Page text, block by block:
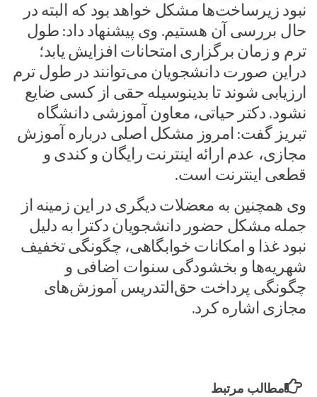
نبود زیر‌ساخت‌ها مشکل خواهد بود که البته در
حال بررسی آن هستیم.‌ وی پیشنهاد داد: طول
ترم و زمان برگزاری امتحانات افزایش یابد؛
دراین صورت دانشجویان می‌توانند در طول ترم
ارزیابی شوند تا بدینوسیله حقی از کسی ضایع
نشود.‌ دکتر حیاتی، معاون آموزشی دانشگاه
تبریز گفت: امروز مشکل اصلی درباره آموزش
مجازی، عدم ارائه اینترنت رایگان و کندی و
قطعی اینترنت است.‌
وی همچنین به معضلات دیگری در این زمینه از
جمله مشکل حضور دانشجویان دکترا به دلیل
نبود غذا و امکانات خوابگاهی، چگونگی تخفیف
شهریه‌ها و بخشودگی سنوات اضافی و
چگونگی پرداخت حق‌التدریس آموزش‌های
مجازی اشاره کرد.‌
مطالب مرتبط